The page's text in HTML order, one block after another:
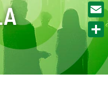
Email